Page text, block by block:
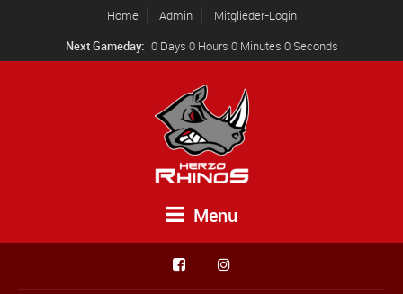
Home Admin
Mitglieder-Login
Next Gameday: 0 Days 0 Hours 0 Minutes 0 Seconds
Menu